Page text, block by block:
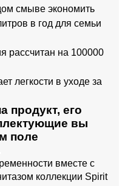
смыве экономить
в год для семьи
рассчитан на 100000
легкости в уходе за
продукт, его
вы
поле
вместе с
коллекции Spirit